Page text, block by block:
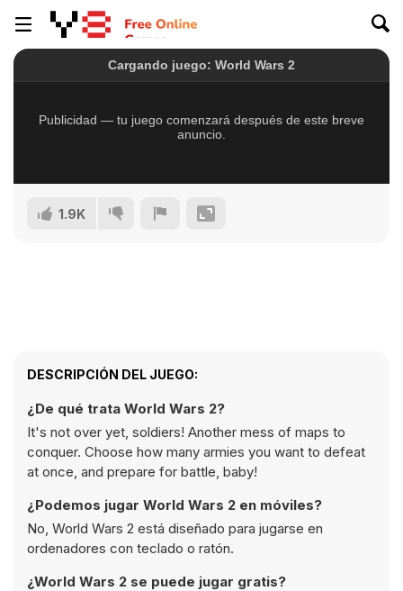
1.9K
DESCRIPCIÓN DEL JUEGO:
¿De qué trata World Wars 2?
It's not over yet, soldiers! Another mess of maps to
conquer. Choose how many armies you want to defeat
at once, and prepare for battle, baby!
¿Podemos jugar World Wars 2 en móviles?
No, World Wars 2 está diseñado para jugarse en
ordenadores con teclado o ratón.
¿World Wars 2 se puede jugar gratis?